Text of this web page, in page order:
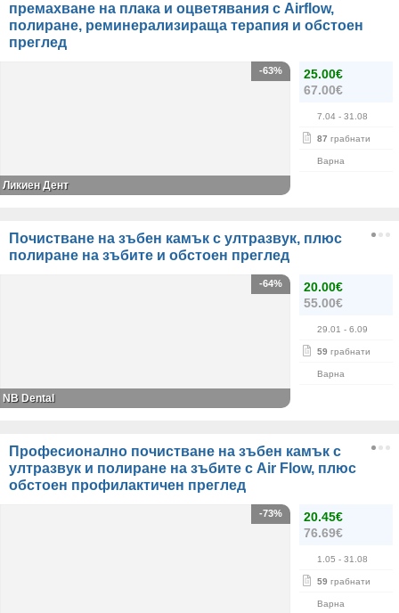
премахване на плака и оцветявания с Airflow,
полиране, реминерализираща терапия и обстоен
преглед
25.00€
67.00€
7.04 - 31.08
87 грабнати
Варна
-63%
Ликиен Дент
Почистване на зъбен камък с ултразвук, плюс
полиране на зъбите и обстоен преглед
20.00€
55.00€
29.01 - 6.09
59 грабнати
Варна
-64%
NB Dental
Професионално почистване на зъбен камък с
ултразвук и полиране на зъбите с Air Flow, плюс
обстоен профилактичен преглед
20.45€
76.69€
1.05 - 31.08
59 грабнати
Варна
-73%